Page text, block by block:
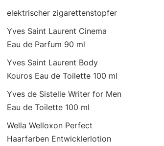
elektrischer zigarettenstopfer
Yves Saint Laurent Cinema
Eau de Parfum 90 ml
Yves Saint Laurent Body
Kouros Eau de Toilette 100 ml
Yves de Sistelle Writer for Men
Eau de Toilette 100 ml
Wella Welloxon Perfect
Haarfarben Entwicklerlotion